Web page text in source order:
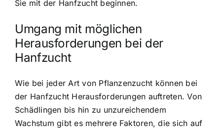
Sie mit der Hanfzucht beginnen.
Umgang mit möglichen
Herausforderungen bei der
Hanfzucht
Wie bei jeder Art von Pflanzenzucht können bei
der Hanfzucht Herausforderungen auftreten. Von
Schädlingen bis hin zu unzureichendem
Wachstum gibt es mehrere Faktoren, die sich auf